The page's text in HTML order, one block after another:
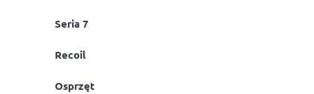
Seria 7
Recoil
Osprzęt